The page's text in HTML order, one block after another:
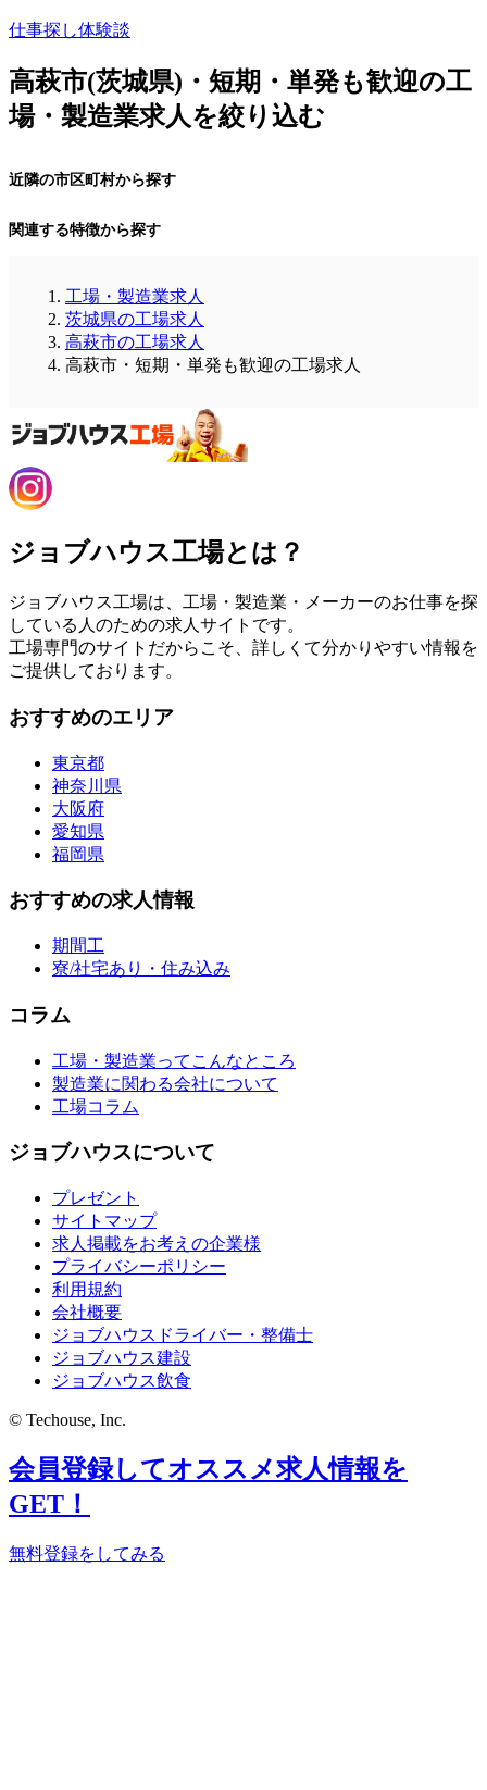
仕事探し体験談
高萩市(茨城県)・短期・単発も歓迎の工
場・製造業求人を絞り込む
近隣の市区町村から探す
関連する特徴から探す
工場・製造業求人
茨城県の工場求人
高萩市の工場求人
高萩市・短期・単発も歓迎の工場求人
ジョブハウス工場とは？
ジョブハウス工場は、工場・製造業・メーカーのお仕事を探
している人のための求人サイトです。
工場専門のサイトだからこそ、詳しくて分かりやすい情報を
ご提供しております。
おすすめのエリア
東京都
神奈川県
大阪府
愛知県
福岡県
おすすめの求人情報
期間工
寮/社宅あり・住み込み
コラム
工場・製造業ってこんなところ
製造業に関わる会社について
工場コラム
ジョブハウスについて
プレゼント
サイトマップ
求人掲載をお考えの企業様
プライバシーポリシー
利用規約
会社概要
ジョブハウスドライバー・整備士
ジョブハウス建設
ジョブハウス飲食
© Techouse, Inc.
会員登録してオススメ求人情報を
GET！
無料登録をしてみる